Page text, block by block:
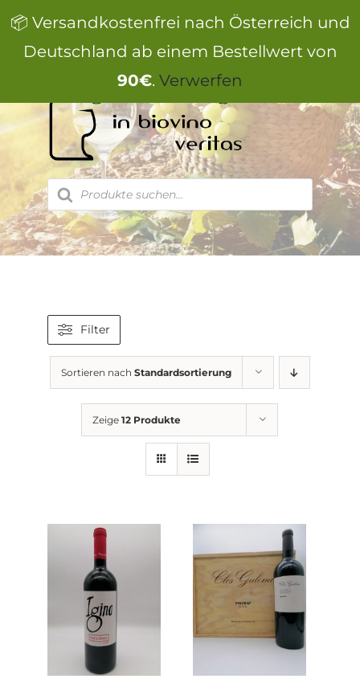
📦 Versandkostenfrei nach Österreich und
Deutschland ab einem Bestellwert von
90€. Verwerfen
Inhalt
springen
Products
search
Filter
Sortieren nach Standardsortierung
Zeige12 Produkte